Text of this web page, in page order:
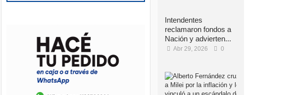
Intendentes
reclamaron fondos a
Nación y advierten...
Abr 29, 2026 0